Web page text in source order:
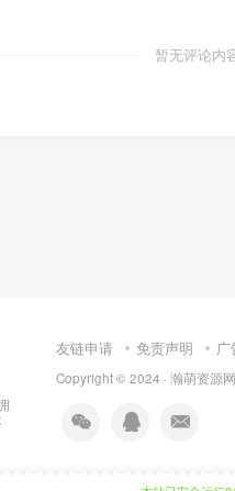
暂无评论内
友链申请 免责声明
Copyright © 2024 · 瀚萌资源网